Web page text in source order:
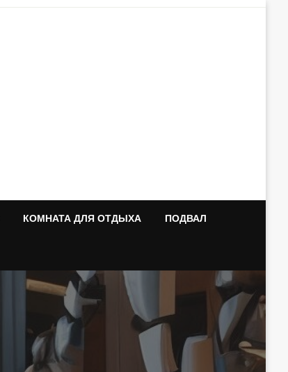
КОМНАТА ДЛЯ ОТДЫХА ПОДВАЛ